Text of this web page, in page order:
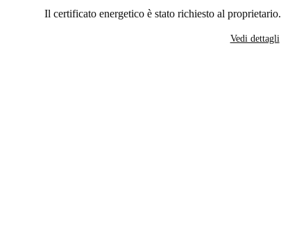
Il certificato energetico è stato richiesto al proprietario.
Vedi dettagli